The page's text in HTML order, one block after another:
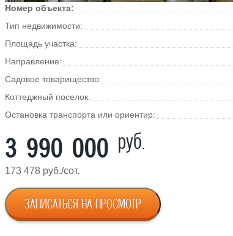
Номер объекта:
Тип недвижимости:
Площадь участка:
Направление:
Садовое товарищество:
Коттеджный поселок:
Остановка транспорта или ориентир:
3 990 000 руб.
173 478 руб./сот.
ЗАПИСАТЬСЯ НА ПРОСМОТР